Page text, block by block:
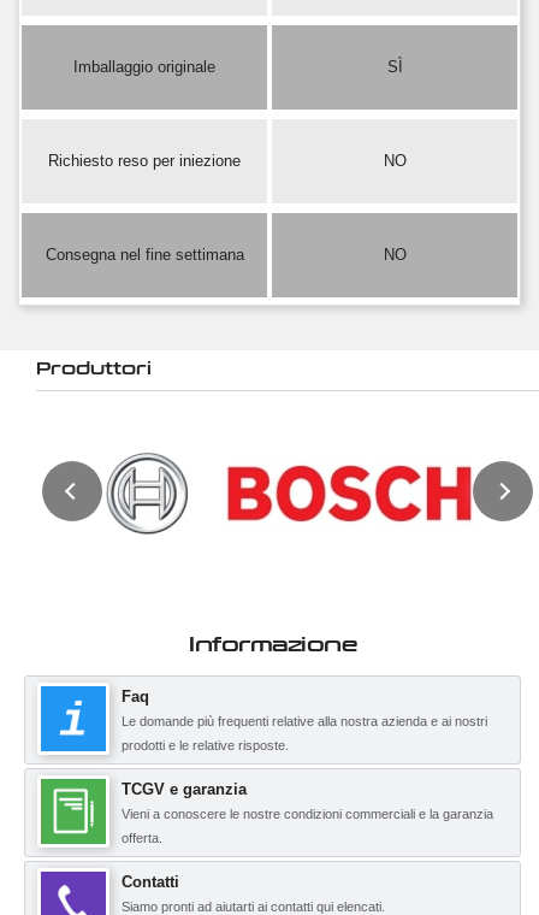
Imballaggio originale SÌ
Richiesto reso per iniezione NO
Consegna nel fine settimana NO
Produttori
Informazione
Faq
Le domande più frequenti relative alla nostra azienda e ai nostri
prodotti e le relative risposte.
TCGV e garanzia
Vieni a conoscere le nostre condizioni commerciali e la garanzia
offerta.
Contatti
Siamo pronti ad aiutarti ai contatti qui elencati.